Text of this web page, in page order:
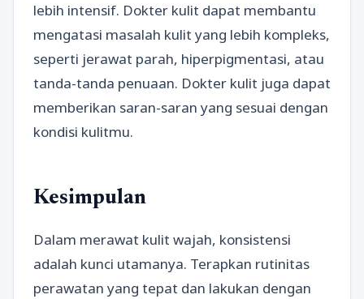
lebih intensif. Dokter kulit dapat membantu
mengatasi masalah kulit yang lebih kompleks,
seperti jerawat parah, hiperpigmentasi, atau
tanda-tanda penuaan. Dokter kulit juga dapat
memberikan saran-saran yang sesuai dengan
kondisi kulitmu.
Kesimpulan
Dalam merawat kulit wajah, konsistensi
adalah kunci utamanya. Terapkan rutinitas
perawatan yang tepat dan lakukan dengan